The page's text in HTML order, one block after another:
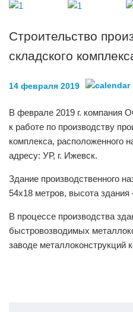
Строительство
складского
14 февраля 2019
В феврале 2019 г. компания
к работе по производству
комплекса, расположенного
адресу: УР, г. Ижевск.
Здание производственного
54х18 метров, высота здания
В процессе производства
быстровозводимых
заводе металлоконструкций